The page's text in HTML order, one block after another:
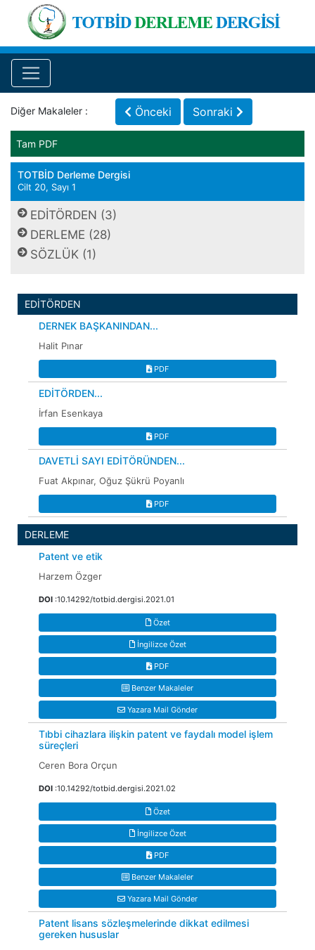
Diğer Makaleler : Önceki Sonraki
Tam PDF
TOTBİD Derleme Dergisi
Cilt 20, Sayı 1
EDİTÖRDEN (3)
DERLEME (28)
SÖZLÜK (1)
EDİTÖRDEN
DERNEK BAŞKANINDAN...
Halit Pınar
PDF
EDİTÖRDEN...
İrfan Esenkaya
PDF
DAVETLİ SAYI EDİTÖRÜNDEN...
Fuat Akpınar, Oğuz Şükrü Poyanlı
PDF
DERLEME
Patent ve etik
Harzem Özger
DOI :10.14292/totbid.dergisi.2021.01
Özet
İngilizce Özet
PDF
Benzer Makaleler
Yazara Mail Gönder
Tıbbi cihazlara ilişkin patent ve faydalı model işlem
süreçleri
Ceren Bora Orçun
DOI :10.14292/totbid.dergisi.2021.02
Özet
İngilizce Özet
PDF
Benzer Makaleler
Yazara Mail Gönder
Patent lisans sözleşmelerinde dikkat edilmesi
gereken hususlar